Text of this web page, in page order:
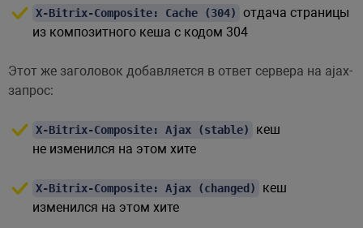
X-Bitrix-Composite: Cache (304)
отдача страницы
из композитного кеша с кодом 304
Этот же заголовок добавляется в ответ сервера на ajax-
запрос:
X-Bitrix-Composite: Ajax (stable)
кеш
не изменился на этом хите
X-Bitrix-Composite: Ajax (changed)
кеш
изменился на этом хите